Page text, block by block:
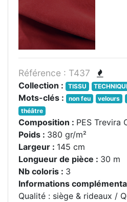
Référence : T437
Collection : TISSU
Mots-clés : non feu velours
théâtre
Composition : PES Trevira
Poids : 380 gr/m²
Largeur : 145 cm
Longueur de pièce : 30 m
Nb coloris : 3
Informations
Qualité : siège & rideaux /